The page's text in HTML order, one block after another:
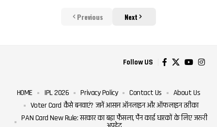
Previous Next
Follow US
HOME IPL 2026 Privacy Policy Contact Us
About Us
Voter Card कैसे बनवाएं? जानें आसान ऑनलाइन और ऑफलाइन तरीका
PAN Card New Rule: सरकार का बड़ा फैसला, पैन कार्ड धारकों के लिए जरूरी